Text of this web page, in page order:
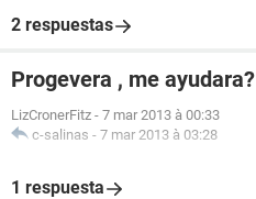
2 respuestas
Progevera , me ayudara?
LizCronerFitz - 7 mar 2013 à 00:33
c-salinas - 7 mar 2013 à 03:28
1 respuesta